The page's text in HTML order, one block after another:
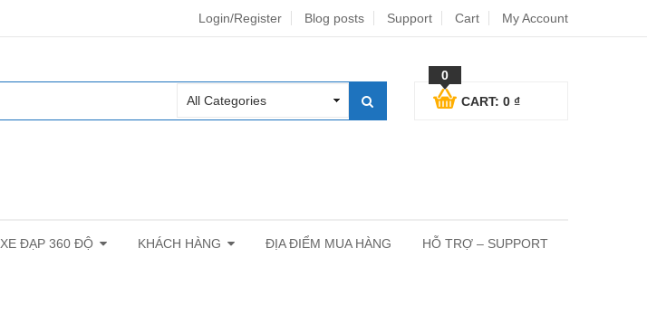
Login/Register Blog posts Support Cart My Account
0
CART: 0 ₫
XE ĐẠP 360 ĐỘ KHÁCH HÀNG ĐỊA ĐIỂM MUA HÀNG HỖ TRỢ – SUPPORT